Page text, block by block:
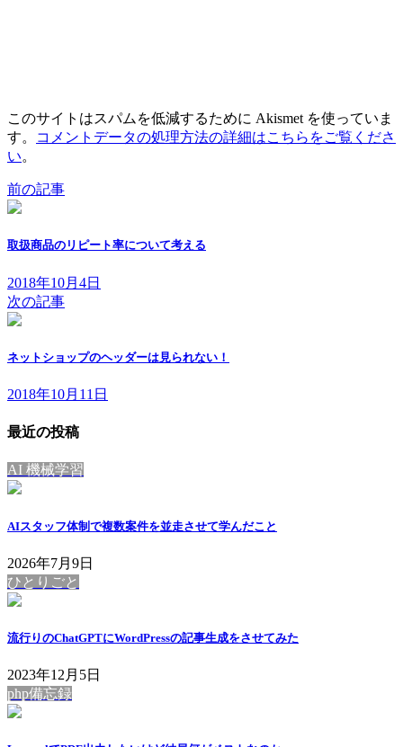
このサイトはスパムを低減するために Akismet を使っていま
す。
コメントデータの処理方法の詳細はこちらをご覧くださ
い。
前の記事
取扱商品のリピート率について考える
2018年10月4日
次の記事
ネットショップのヘッダーは見られない！
2018年10月11日
最近の投稿
AI 機械学習
AIスタッフ体制で複数案件を並走させて学んだこと
2026年7月9日
ひとりごと
流行りのChatGPTにWordPressの記事生成をさせてみた
2023年12月5日
php備忘録